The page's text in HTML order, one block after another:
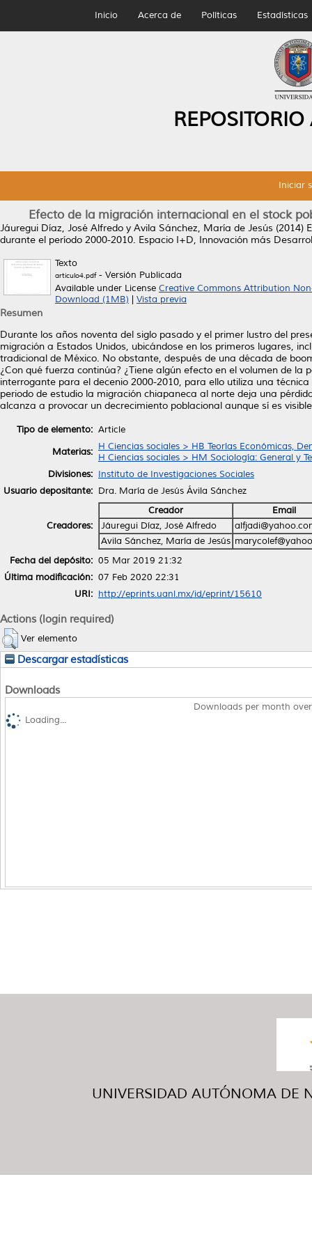
Inicio Acerca de Políticas Estadísticas
Iniciar
Efecto de la migración internacional en el stock
Jáuregui Díaz, José Alfredo y Avila Sánchez, María de Jesús (2014)
durante el período 2000-2010. Espacio I+D, Innovación más
Texto
articulo4.pdf- Versión Publicada
Available under License Creative Commons Attribution
Download (1MB)
Vista previa
Resumen
Durante los años noventa del siglo pasado y el primer lustro del
migración a Estados Unidos, ubicándose en los primeros lugares,
tradicional de México. No obstante, después de una década de
¿Con qué fuerza continúa? ¿Tiene algún efecto en el volumen de
interrogante para el decenio 2000-2010, para ello utiliza una
periodo de estudio la migración chiapaneca al norte deja una
alcanza a provocar un decrecimiento poblacional aunque sí es
Tipo de elemento: Article
Materias: H Ciencias sociales > HB Teorías Económicas,
H Ciencias sociales > HM Sociología: General y
Divisiones: Instituto de Investigaciones Sociales
Usuario depositante: Dra. María de Jesús Ávila Sánchez
Creadores:
Creador
Email
Jáuregui Díaz, José Alfredo
Avila Sánchez, María de Jesús
Fecha del depósito: 05 Mar 2019 21:32
Última modificación: 07 Feb 2020 22:31
URI: http://eprints.uanl.mx/id/eprint/15610
Actions (login required)
Ver elemento
Descargar estadísticas
Downloads
Downloads per month
Loading...
UNIVERSIDAD AUTÓNOMA DE